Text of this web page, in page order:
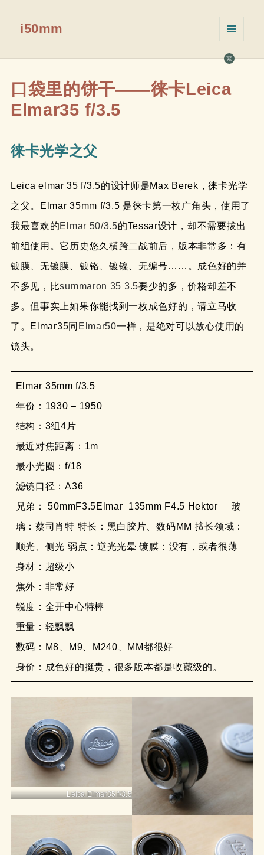
繁
i50mm
挂件
口袋里的饼干——徕卡Leica
Elmar35 f/3.5
徕卡光学之父
Leica elmar 35 f/3.5的设计师是Max Berek，徕卡光学
之父。Elmar 35mm f/3.5 是徕卡第一枚广角头，使用了
我最喜欢的Elmar 50/3.5的Tessar设计，却不需要拔出
前组使用。它历史悠久横跨二战前后，版本非常多：有
镀膜、无镀膜、镀铬、镀镍、无编号……。成色好的并
不多见，比summaron 35 3.5要少的多，价格却差不
多。但事实上如果你能找到一枚成色好的，请立马收
了。Elmar35同 Elmar50一样，是绝对可以放心使用的
镜头。
Elmar 35mm f/3.5
年份：1930 – 1950
结构：3组4片
最近对焦距离：1m
最小光圈：f/18
滤镜口径：A36
兄弟： 50mmF3.5Elmar 135mm F4.5 Hektor 玻
璃：蔡司肖特 特长：黑白胶片、数码MM 擅长领域：
顺光、侧光 弱点：逆光光晕 镀膜：没有，或者很薄
身材：超级小
焦外：非常好
锐度：全开中心特棒
重量：轻飘飘
数码：M8、M9、M240、MM都很好
身价：成色好的挺贵，很多版本都是收藏级的。
Leica Elmar35 f/3.5